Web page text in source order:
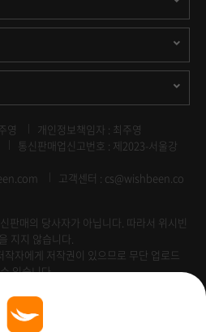
영
개인정보책임자 : 최주영
통신판매업신고번호 : 제2023-서울강
고객센터 : cs@wishbeen.co
판매의 당사자가 아닙니다. 따라서 위시빈
지지 않습니다.
자에게 저작권이 있으므로 무단 업로드
있습니다.